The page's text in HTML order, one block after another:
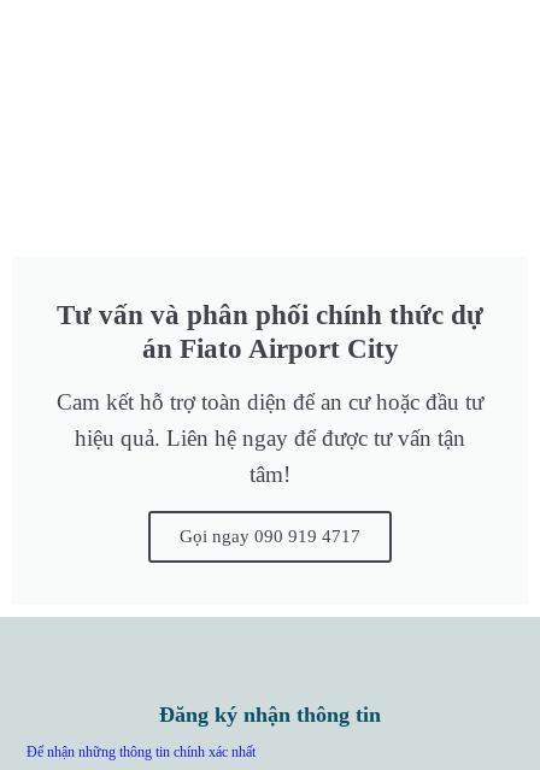
Tư vấn và phân phối chính thức dự
án Fiato Airport City
Cam kết hỗ trợ toàn diện để an cư hoặc đầu tư
hiệu quả. Liên hệ ngay để được tư vấn tận
tâm!
Gọi ngay 090 919 4717
Đăng ký nhận thông tin
Để nhận những thông tin chính xác nhất